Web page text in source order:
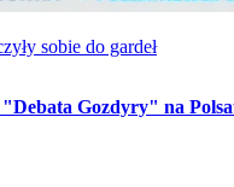
sobie do gardeł
Gozdyry" na